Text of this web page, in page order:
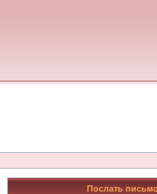
Послать